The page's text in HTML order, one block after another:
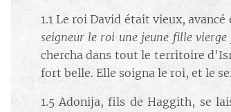
1.1 Le roi David était vieux,
seigneur le roi une jeune fille
chercha dans tout le territoire
fort belle. Elle soigna le roi, et le
1.5 Adonija, fils de Haggith, se